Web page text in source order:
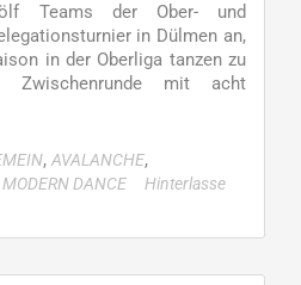
Teams der Ober- und
in Dülmen an,
in der Oberliga tanzen zu
Zwischenrunde mit acht
, AVALANCHE,
DANCE
Hinterlasse